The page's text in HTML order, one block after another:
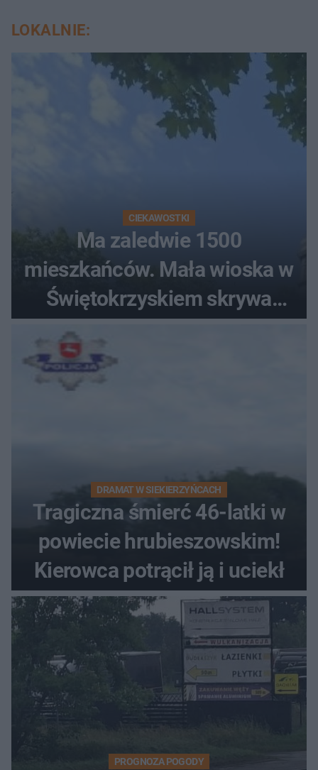
LOKALNIE:
CIEKAWOSTKI
Ma zaledwie 1500
mieszkańców. Mała wioska w
Świętokrzyskiem skrywa
zabytki, bywał tu nawet król
DRAMAT W SIEKIERZYŃCACH
Tragiczna śmierć 46-latki w
powiecie hrubieszowskim!
Kierowca potrącił ją i uciekł
PROGNOZA POGODY